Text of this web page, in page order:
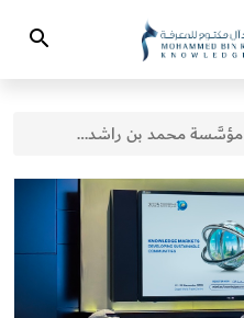
Search
مؤسَّسة محمد بن راشد آل مكتوم للمعرفة تكشف تفاصيل أجندة قمة المعرفة 2025